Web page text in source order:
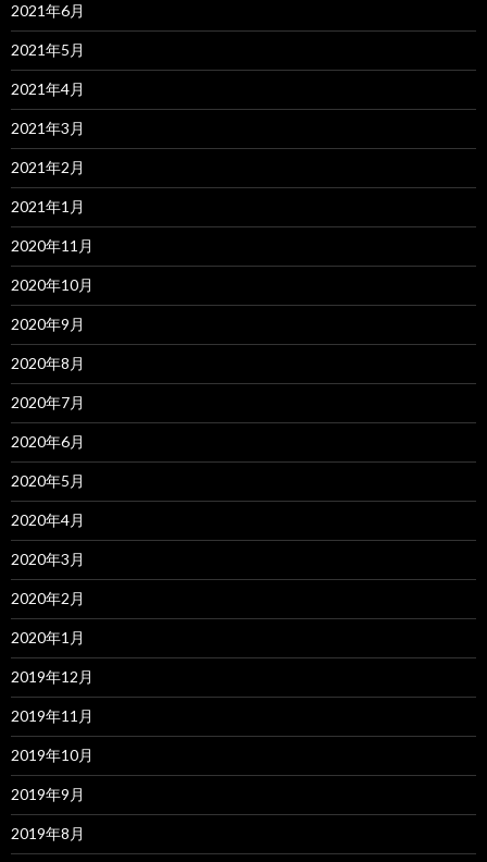
2021年6月
2021年5月
2021年4月
2021年3月
2021年2月
2021年1月
2020年11月
2020年10月
2020年9月
2020年8月
2020年7月
2020年6月
2020年5月
2020年4月
2020年3月
2020年2月
2020年1月
2019年12月
2019年11月
2019年10月
2019年9月
2019年8月